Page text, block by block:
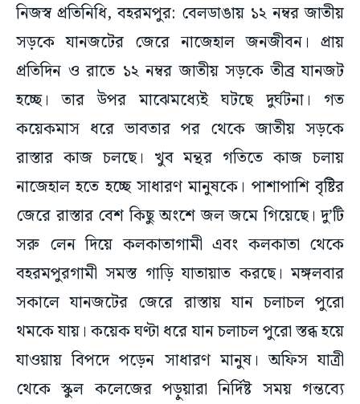
নিজস্ব প্রতিনিধি, বহরমপুর: বেলডাঙায় ১২ নম্বর জাতীয়
সড়কে যানজটের জেরে নাজেহাল জনজীবন। প্রায়
প্রতিদিন ও রাতে ১২ নম্বর জাতীয় সড়কে তীব্র যানজট
হচ্ছে। তার উপর মাঝেমধ্যেই ঘটছে দুর্ঘটনা। গত
কয়েকমাস ধরে ভাবতার পর থেকে জাতীয় সড়কে
রাস্তার কাজ চলছে। খুব মন্থর গতিতে কাজ চলায়
নাজেহাল হতে হচ্ছে সাধারণ মানুষকে। পাশাপাশি বৃষ্টির
জেরে রাস্তার বেশ কিছু অংশে জল জমে গিয়েছে। দু’টি
সরু লেন দিয়ে কলকাতাগামী এবং কলকাতা থেকে
বহরমপুরগামী সমস্ত গাড়ি যাতায়াত করছে। মঙ্গলবার
সকালে যানজটের জেরে রাস্তায় যান চলাচল পুরো
থমকে যায়। কয়েক ঘণ্টা ধরে যান চলাচল পুরো স্তব্ধ হয়ে
যাওয়ায় বিপদে পড়েন সাধারণ মানুষ। অফিস যাত্রী
থেকে স্কুল কলেজের পড়ুয়ারা নির্দিষ্ট সময় গন্তব্যে